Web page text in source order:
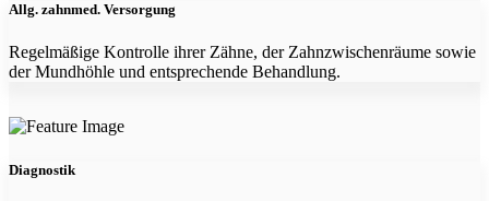
Allg. zahnmed. Versorgung
Regelmäßige Kontrolle ihrer Zähne, der Zahnzwischenräume sowie
der Mundhöhle und entsprechende Behandlung.
Diagnostik